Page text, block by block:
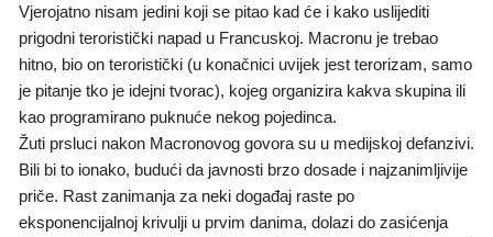
Vjerojatno nisam jedini koji se pitao kad će i kako uslijediti
prigodni teroristički napad u Francuskoj. Macronu je trebao
hitno, bio on teroristički (u konačnici uvijek jest terorizam, samo
je pitanje tko je idejni tvorac), kojeg organizira kakva skupina ili
kao programirano puknuće nekog pojedinca.
Žuti prsluci nakon Macronovog govora su u medijskoj defanzivi.
Bili bi to ionako, budući da javnosti brzo dosade i najzanimljivije
priče. Rast zanimanja za neki događaj raste po
eksponencijalnoj krivulji u prvim danima, dolazi do zasićenja